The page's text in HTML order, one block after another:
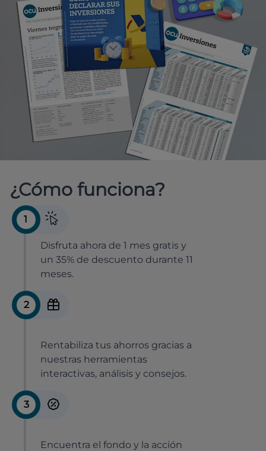
¿Cómo funciona?
1
Disfruta ahora de 1 mes gratis y
un 35% de descuento durante 11
meses.
2
Rentabiliza tus ahorros gracias a
nuestras herramientas
interactivas, análisis y consejos.
3
Encuentra el fondo y la acción